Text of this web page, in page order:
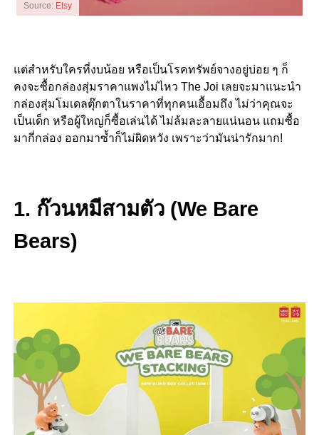
Source: Etsy
แต่สำหรับใครที่งบน้อย หรือเป็นโรคทรัพย์จางอยู่บ่อย ๆ ก็
คงจะซื้อกล่องสุ่มราคาแพงไม่ไหว The Joi เลยจะมาแนะนำ
กล่องสุ่มโมเดลตุ๊กตาในราคาที่ทุกคนเอื้อมถึง ไม่ว่าคุณจะ
เป็นเด็ก หรือผู้ใหญ่ก็ซื้อเล่นได้ ไม่ล้มละลายแน่นอน แถมซื้อ
มากี่กล่อง ออกมาซ้ำก็ไม่ผิดหวัง เพราะว่ามันน่ารักมาก!
1. ก๊วนหมีสามตัว (We Bare
Bears)